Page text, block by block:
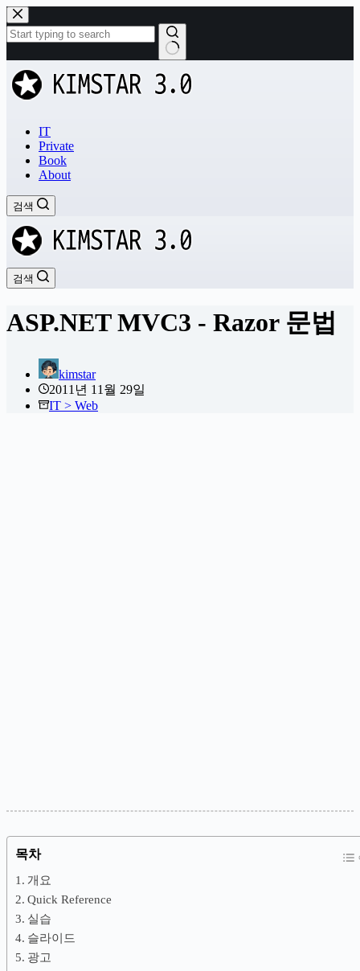
본
문
으
로
건
너
과
없
IT
Private
Book
About
검색
검색
ASP.NET MVC3 - Razor 문법
kimstar
2011년 11월 29일
IT > Web
목차
개요
Quick Reference
실습
슬라이드
광고